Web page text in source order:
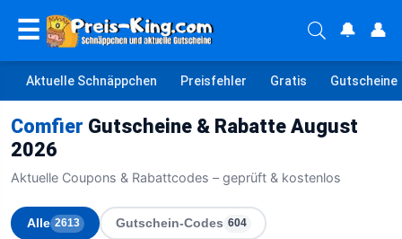
☰ 🔔 👤
Aktuelle Schnäppchen Preisfehler Gratis Gutscheine
Comfier Gutscheine & Rabatte August
2026
Aktuelle Coupons & Rabattcodes – geprüft & kostenlos
Alle 2613 Gutschein-Codes 604